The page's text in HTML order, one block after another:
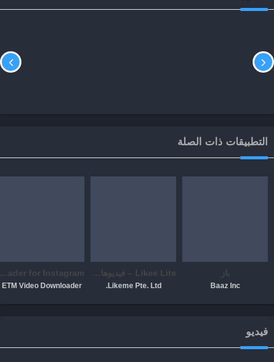
التطبيقات ذات الصلة
باز
Baaz Inc
Likee Lite – فيديوهات مضحكة
Likeme Pte. Ltd.
Video Downloader for Instagram
ETM Video Downloader
فيديو